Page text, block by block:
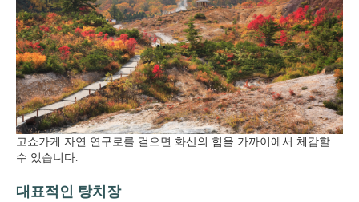
고쇼가케 자연 연구로를 걸으면 화산의 힘을 가까이에서 체감할
수 있습니다.
대표적인 탕치장